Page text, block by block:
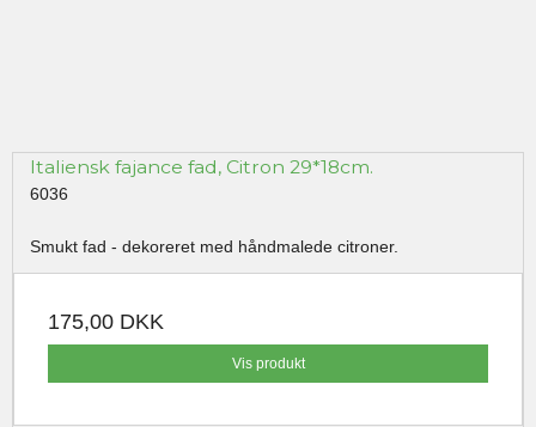
Italiensk fajance fad, Citron 29*18cm.
6036
Smukt fad - dekoreret med håndmalede citroner.
175,00 DKK
Vis produkt